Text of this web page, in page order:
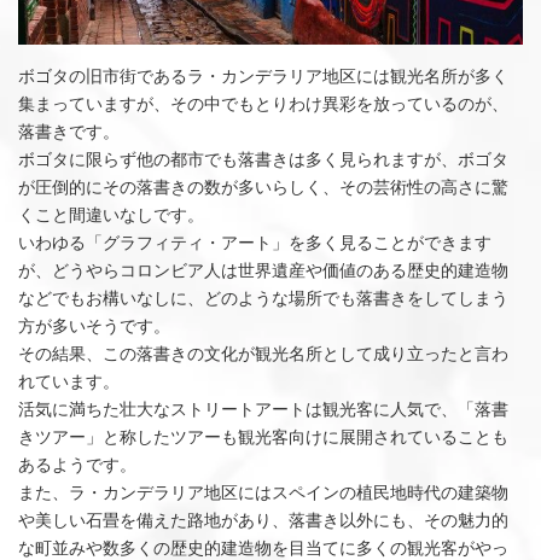
ボゴタの旧市街であるラ・カンデラリア地区には観光名所が多く
集まっていますが、その中でもとりわけ異彩を放っているのが、
落書きです。
ボゴタに限らず他の都市でも落書きは多く見られますが、ボゴタ
が圧倒的にその落書きの数が多いらしく、その芸術性の高さに驚
くこと間違いなしです。
いわゆる「グラフィティ・アート」を多く見ることができます
が、どうやらコロンビア人は世界遺産や価値のある歴史的建造物
などでもお構いなしに、どのような場所でも落書きをしてしまう
方が多いそうです。
その結果、この落書きの文化が観光名所として成り立ったと言わ
れています。
活気に満ちた壮大なストリートアートは観光客に人気で、「落書
きツアー」と称したツアーも観光客向けに展開されていることも
あるようです。
また、ラ・カンデラリア地区にはスペインの植民地時代の建築物
や美しい石畳を備えた路地があり、落書き以外にも、その魅力的
な町並みや数多くの歴史的建造物を目当てに多くの観光客がやっ